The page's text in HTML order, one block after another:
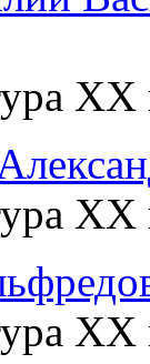
XX
XX
XX